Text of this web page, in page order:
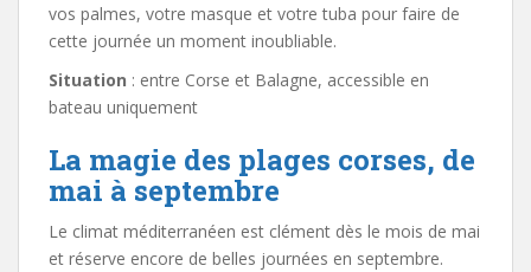
vos palmes, votre masque et votre tuba pour faire de
cette journée un moment inoubliable.
Situation : entre Corse et Balagne, accessible en
bateau uniquement
La magie des plages corses, de
mai à septembre
Le climat méditerranéen est clément dès le mois de mai
et réserve encore de belles journées en septembre.